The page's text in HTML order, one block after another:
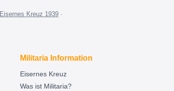
Eisernes Kreuz 1939·
Militaria Information
Eisernes Kreuz
Was ist Militaria?